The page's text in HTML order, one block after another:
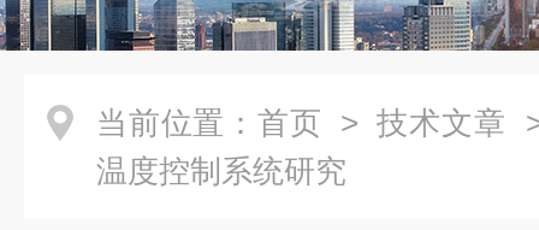
当前位置： 首页 > 技术文章
温度控制系统研究